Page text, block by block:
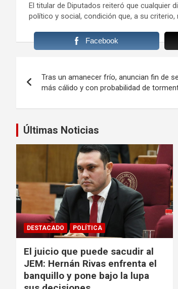
El titular de Diputados reiteró que cualquier
político y social, condición que, a su
Facebook
de
entradas
Tras un amanecer frío, anuncian fin de
más cálido y con probabilidad de
Últimas Noticias
DESTACADO POLÍTICA
El juicio que puede sacudir al
JEM: Hernán Rivas enfrenta el
banquillo y pone bajo la lupa